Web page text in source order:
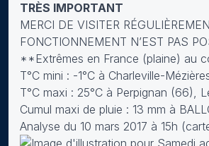
TRÈS IMPORTANT
MERCI DE VISITER
FONCTIONNEMENT N’EST PAS
**Extrêmes en France (plaine) au
T°C mini : -1°C à Charleville-
T°C maxi : 25°C à Perpignan (66),
Cumul maxi de pluie : 13 mm à
Analyse du 10 mars 2017 à 15h